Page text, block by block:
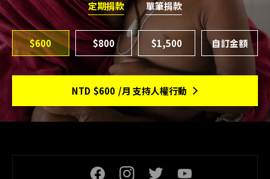
定期捐款 單筆捐款
$600 $800 $1,500
NTD $600 /月 支持人權行動
頁尾社交連結